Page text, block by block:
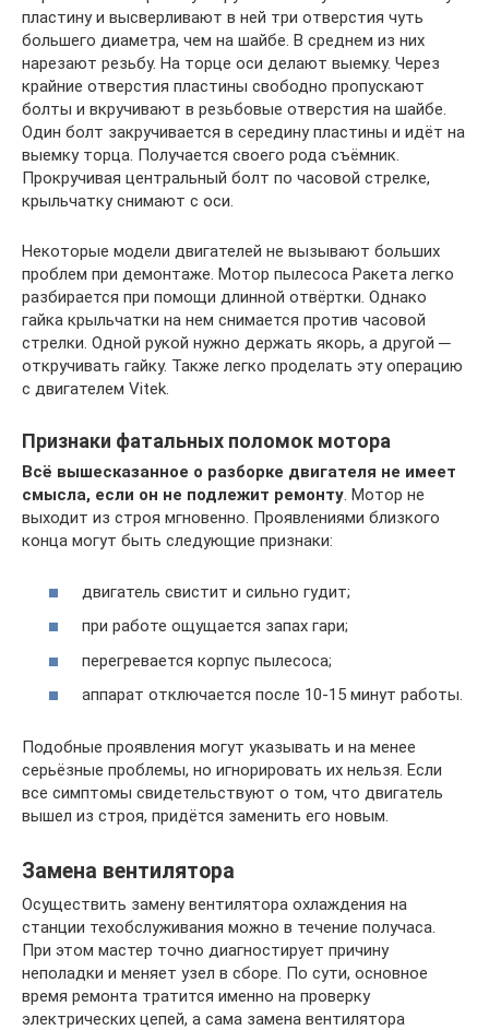
пластину и высверливают в ней три отверстия чуть
большего диаметра, чем на шайбе. В среднем из них
нарезают резьбу. На торце оси делают выемку. Через
крайние отверстия пластины свободно пропускают
болты и вкручивают в резьбовые отверстия на шайбе.
Один болт закручивается в середину пластины и идёт на
выемку торца. Получается своего рода съёмник.
Прокручивая центральный болт по часовой стрелке,
крыльчатку снимают с оси.
Некоторые модели двигателей не вызывают больших
проблем при демонтаже. Мотор пылесоса Ракета легко
разбирается при помощи длинной отвёртки. Однако
гайка крыльчатки на нем снимается против часовой
стрелки. Одной рукой нужно держать якорь, а другой ─
откручивать гайку. Также легко проделать эту операцию
с двигателем Vitek.
Признаки фатальных поломок мотора
Всё вышесказанное о разборке двигателя не имеет
смысла, если он не подлежит ремонту. Мотор не
выходит из строя мгновенно. Проявлениями близкого
конца могут быть следующие признаки:
двигатель свистит и сильно гудит;
при работе ощущается запах гари;
перегревается корпус пылесоса;
аппарат отключается после 10-15 минут работы.
Подобные проявления могут указывать и на менее
серьёзные проблемы, но игнорировать их нельзя. Если
все симптомы свидетельствуют о том, что двигатель
вышел из строя, придётся заменить его новым.
Замена вентилятора
Осуществить замену вентилятора охлаждения на
станции техобслуживания можно в течение получаса.
При этом мастер точно диагностирует причину
неполадки и меняет узел в сборе. По сути, основное
время ремонта тратится именно на проверку
электрических цепей, а сама замена вентилятора